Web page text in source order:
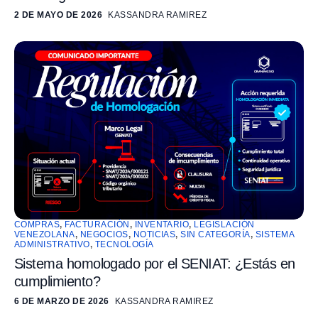
2 DE MAYO DE 2026 KASSANDRA RAMIREZ
COMPRAS, FACTURACIÓN , INVENTARIO, LEGISLACIÓN
VENEZOLANA, NEGOCIOS, NOTICIAS,SIN CATEGORÍA, SISTEMA
ADMINISTRATIVO, TECNOLOGÍA
Sistema homologado por el SENIAT: ¿Estás en
cumplimiento?
6 DE MARZO DE 2026 KASSANDRA RAMIREZ